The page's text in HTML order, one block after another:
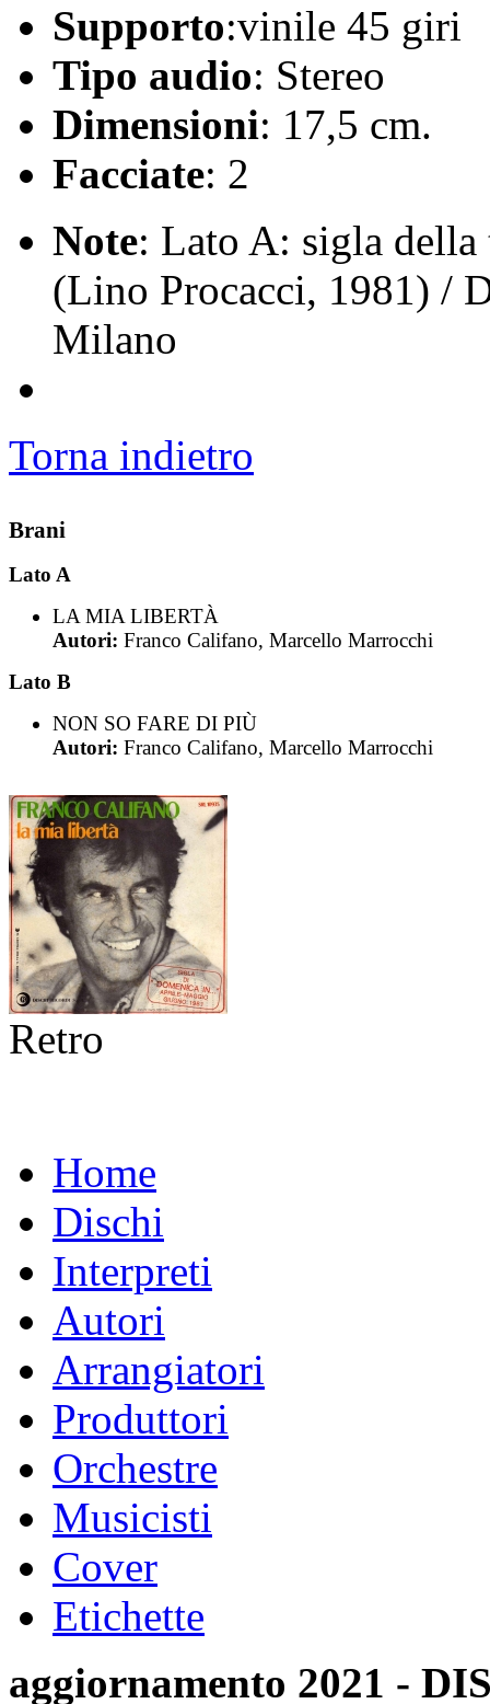
Supporto:vinile 45 giri
Tipo audio: Stereo
Dimensioni: 17,5 cm.
Facciate: 2
Note: Lato A: sigla
(Lino Procacci, 1981) /
Milano
Torna indietro
Brani
Lato A
LA MIA LIBERTÀ
Autori: Franco Califano, Marcello Marrocchi
Lato B
NON SO FARE DI PIÙ
Autori: Franco Califano, Marcello Marrocchi
Retro
Home
Dischi
Interpreti
Autori
Arrangiatori
Produttori
Orchestre
Musicisti
Cover
Etichette
aggiornamento 2021 -